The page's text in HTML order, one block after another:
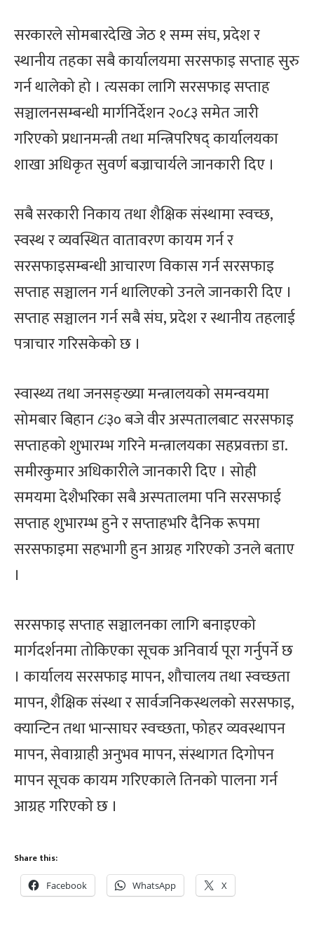
सरकारले सोमबारदेखि जेठ १ सम्म संघ, प्रदेश र
स्थानीय तहका सबै कार्यालयमा सरसफाइ सप्ताह सुरु
गर्न थालेको हो । त्यसका लागि सरसफाइ सप्ताह
सञ्चालनसम्बन्धी मार्गनिर्देशन २०८३ समेत जारी
गरिएको प्रधानमन्त्री तथा मन्त्रिपरिषद् कार्यालयका
शाखा अधिकृत सुवर्ण बज्राचार्यले जानकारी दिए ।
सबै सरकारी निकाय तथा शैक्षिक संस्थामा स्वच्छ,
स्वस्थ र व्यवस्थित वातावरण कायम गर्न र
सरसफाइसम्बन्धी आचारण विकास गर्न सरसफाइ
सप्ताह सञ्चालन गर्न थालिएको उनले जानकारी दिए ।
सप्ताह सञ्चालन गर्न सबै संघ, प्रदेश र स्थानीय तहलाई
पत्राचार गरिसकेको छ ।
स्वास्थ्य तथा जनसङ्ख्या मन्त्रालयको समन्वयमा
सोमबार बिहान ८ः३० बजे वीर अस्पतालबाट सरसफाइ
सप्ताहको शुभारम्भ गरिने मन्त्रालयका सहप्रवक्ता डा.
समीरकुमार अधिकारीले जानकारी दिए । सोही
समयमा देशैभरिका सबै अस्पतालमा पनि सरसफाई
सप्ताह शुभारम्भ हुने र सप्ताहभरि दैनिक रूपमा
सरसफाइमा सहभागी हुन आग्रह गरिएको उनले बताए
।
सरसफाइ सप्ताह सञ्चालनका लागि बनाइएको
मार्गदर्शनमा तोकिएका सूचक अनिवार्य पूरा गर्नुपर्ने छ
। कार्यालय सरसफाइ मापन, शौचालय तथा स्वच्छता
मापन, शैक्षिक संस्था र सार्वजनिकस्थलको सरसफाइ,
क्यान्टिन तथा भान्साघर स्वच्छता, फोहर व्यवस्थापन
मापन, सेवाग्राही अनुभव मापन, संस्थागत दिगोपन
मापन सूचक कायम गरिएकाले तिनको पालना गर्न
आग्रह गरिएको छ ।
Share this:
Facebook WhatsApp X